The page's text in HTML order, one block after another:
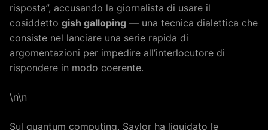
risposta”, accusando la giornalista di usare il
cosiddetto gish galloping — una tecnica dialettica che
consiste nel lanciare una serie rapida di
argomentazioni per impedire all’interlocutore di
rispondere in modo coerente.
\n\n
Sul quantum computing, Saylor ha liquidato le